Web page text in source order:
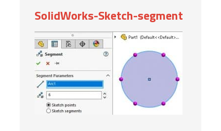
SolidWorks-Sketch-segment